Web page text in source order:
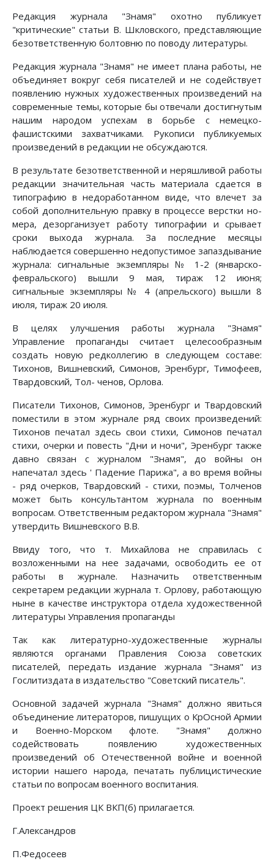
Редакция журнала "Знамя" охотно публикует
"критические" статьи В. Шкловского, представляющие
безответственную болтовню по поводу литературы.
Редакция журнала "Знамя" не имеет плана работы, не
объединяет вок­руг себя писателей и не содействует
появлению нужных художествен­ных произведений на
современные темы, которые бы отвечали достигну­тым
нашим народом успехам в борьбе с немецко-
фашистскими захватчи­ками. Рукописи публикуемых
произведений в редакции не обсуждаются.
В результате безответственной и неряшливой работы
редакции значи­тельная часть материала сдается в
типографию в недоработанном ви­де, что влечет за
собой дополнительную правку в процессе верстки но­
мера, дезорганизует работу типографии и срывает
сроки выхода журнала. За последние месяцы
наблюдается совершенно недопустимое запазды­вание
журнала: сигнальные экземпляры № 1-2 (январско-
февральского) вышли 9 мая, тираж 12 июня;
сигнальные экземпляры № 4 (апрельского) вышли 8
июля, тираж 20 июля.
В целях улучшения работы журнала "Знамя"
Управление пропаганды счи­тает целесообразным
создать новую редколлегию в следующем составе:
Тихонов, Вишневский, Симонов, Эренбург, Тимофеев,
Твардовский, Тол- ченов, Орлова.
Писатели Тихонов, Симонов, Эренбург и Твардовский
поместили в этом журнале ряд своих произведений:
Тихонов печатал здесь свои стихи, Си­монов печатал
стихи, очерки и повесть "Дни и ночи", Эренбург также
дав­но связан с журналом "Знамя", до войны он
напечатал здесь ' Падение Па­рижа", а во время войны
- ряд очерков, Твардовский - стихи, поэмы, Толченов
может быть консультантом журнала по военным
вопросам. Ответ­ственным редактором журнала "Знамя"
утвердить Вишневского В.В.
Ввиду того, что т. Михайлова не справилась с
возложенными на нее за­дачами, освободить ее от
работы в журнале. Назначить ответственным
секретарем редакции журнала т. Орлову, работающую
ныне в качестве инструктора отдела художественной
литературы Управления пропаганды
Так как литературно-художественные журналы
являются органами Прав­ления Союза советских
писателей, передать издание журнала "Знамя" из
Гослитиздата в издательство "Советский писатель".
Основной задачей журнала "Знамя" должно явиться
объединение лите­раторов, пишущих о КрОсной Армии
и Военно-Морском флоте. "Знамя" должно
содействовать появлению художественных
произведений об Оте­чественной войне и военной
истории нашего народа, печатать публицис­тические
статьи по вопросам военного воспитания.
Проект решения ЦК ВКП(б) прилагается.
Г.Александров
П.Федосеев